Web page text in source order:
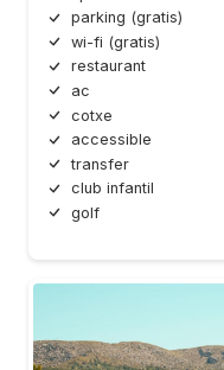
parking (gratis)
wi-fi (gratis)
restaurant
ac
cotxe
accessible
transfer
club infantil
golf